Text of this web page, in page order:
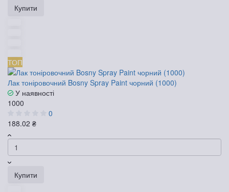
Купити
ТОП
Лак тоніровочний Bosny Spray Paint чорний (1000)
У наявності
1000
0
188.02 ₴
Купити